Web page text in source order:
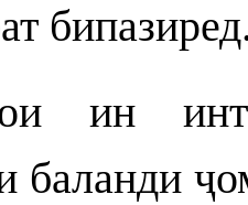
ин
баланди